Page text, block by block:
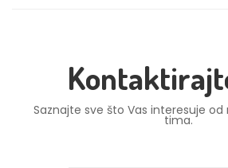
Saznajte sve što Vas interesuje
tima.